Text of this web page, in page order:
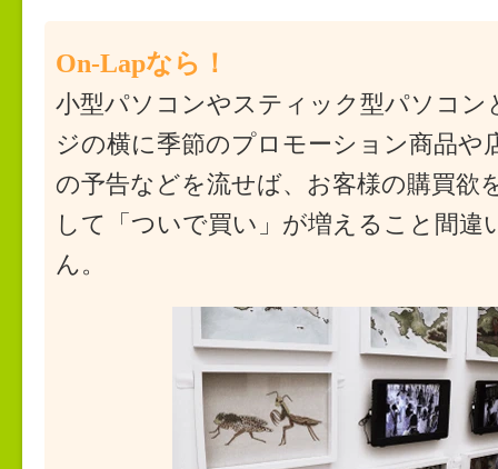
On-Lapなら！
小型パソコンやスティック型パソコン
ジの横に季節のプロモーション商品や
の予告などを流せば、お客様の購買欲
して「ついで買い」が増えること間違
ん。